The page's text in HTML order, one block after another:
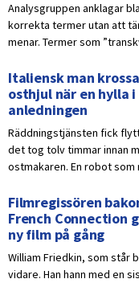
Analysgruppen anklagar
korrekta termer utan att
menar. Termer som
Italiensk man
osthjul när en hylla
anledningen
Räddningstjänsten fick
det tog tolv timmar innan
ostmakaren. En robot
Filmregissören
French Connection
ny film på gång
William Friedkin, som står
vidare. Han hann med en